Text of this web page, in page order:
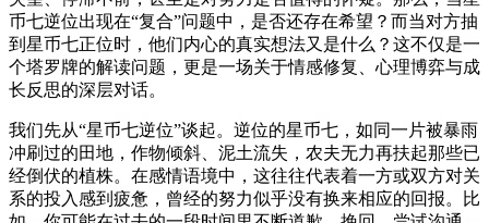
币七逆位出现在“复合”问题中，是否还存在希望？而当对方抽
到星币七正位时，他们内心的真实想法又是什么？这不仅是一
个塔罗牌的解读问题，更是一场关于情感修复、心理博弈与成
长反思的深层对话。
我们先从“星币七逆位”谈起。逆位的星币七，如同一片被暴雨
冲刷过的田地，作物倾斜、泥土流失，农夫无力再扶起那些已
经倒伏的植株。在感情语境中，这往往代表着一方或双方对关
系的投入感到疲惫，曾经的努力似乎没有换来相应的回报。比